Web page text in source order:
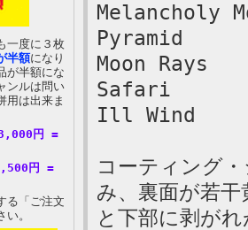
一度に３枚
半額になり
が半額にな
ンルは問い
用は出来ま
円 =
円 =
る「ご注文
。
Melancholy
Pyramid
Moon Rays
Safari
Ill Wind
コーティング
み、裏面が若
と下部に剥が